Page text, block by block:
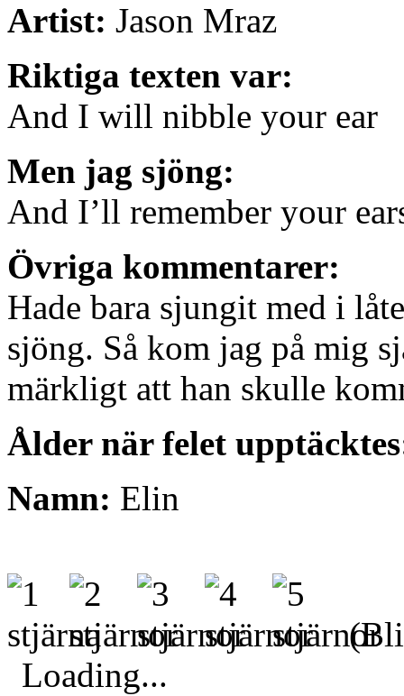
Artist: Jason Mraz
Riktiga texten var:
And I will nibble your ear
Men jag sjöng:
And I’ll remember your
Övriga kommentarer:
Hade bara sjungit med i
sjöng. Så kom jag på mig
märkligt att han skulle
Ålder när felet
Namn: Elin
(Bli
Loading...